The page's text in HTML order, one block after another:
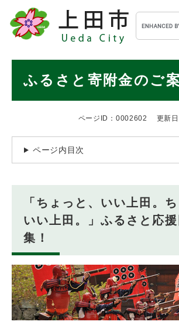
メニューを飛ばして本文へ
キ
ー
ワ
検
ふるさと寄附金のご
ページID：0002602 更新
ページ内目次
「ちょっと、いい上田。ち
いい上田。」ふるさと応
集！